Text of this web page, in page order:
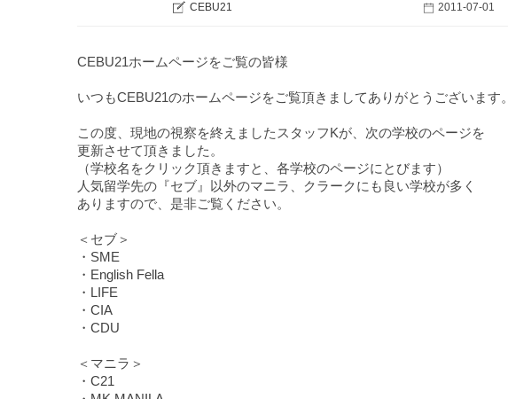
CEBU21 2011-07-01
CEBU21ホームページをご覧の皆様
いつもCEBU21のホームページをご覧頂きましてありがとうございます。
この度、現地の視察を終えましたスタッフKが、次の学校のページを
更新させて頂きました。
（学校名をクリック頂きますと、各学校のページにとびます）
人気留学先の『セブ』以外のマニラ、クラークにも良い学校が多く
ありますので、是非ご覧ください。
＜セブ＞
・ SME
・ English Fella
・ LIFE
・ CIA
・ CDU
＜マニラ＞
・ C21